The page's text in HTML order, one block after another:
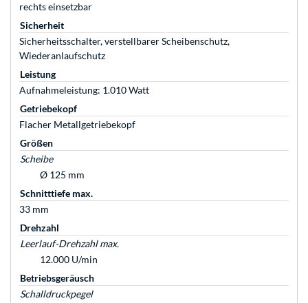
rechts einsetzbar
Sicherheit
Sicherheitsschalter, verstellbarer Scheibenschutz,
Wiederanlaufschutz
Leistung
Aufnahmeleistung: 1.010 Watt
Getriebekopf
Flacher Metallgetriebekopf
Größen
Scheibe
Ø 125 mm
Schnitttiefe max.
33 mm
Drehzahl
Leerlauf-Drehzahl max.
12.000 U/min
Betriebsgeräusch
Schalldruckpegel